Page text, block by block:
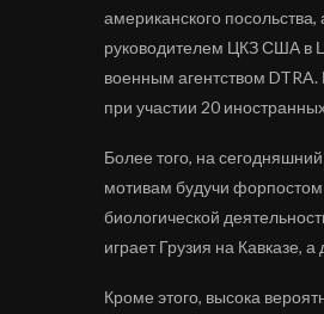
американского
руководителем ЦКЗ США в
военным агентством
при участии 20
Более того, на
мотивам будучи форпостом
биологической
играет Грузия на Кавказе,
Кроме этого, высока